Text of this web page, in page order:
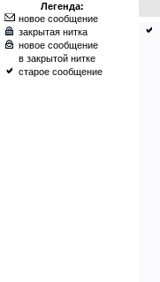
Легенда:
новое сообщение
закрытая нитка
новое сообщение
в закрытой нитке
старое сообщение